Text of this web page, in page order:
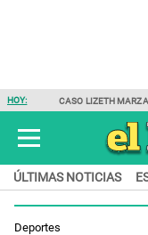
HOY: CASO LIZETH
ÚLTIMAS NOTICIAS
Deportes